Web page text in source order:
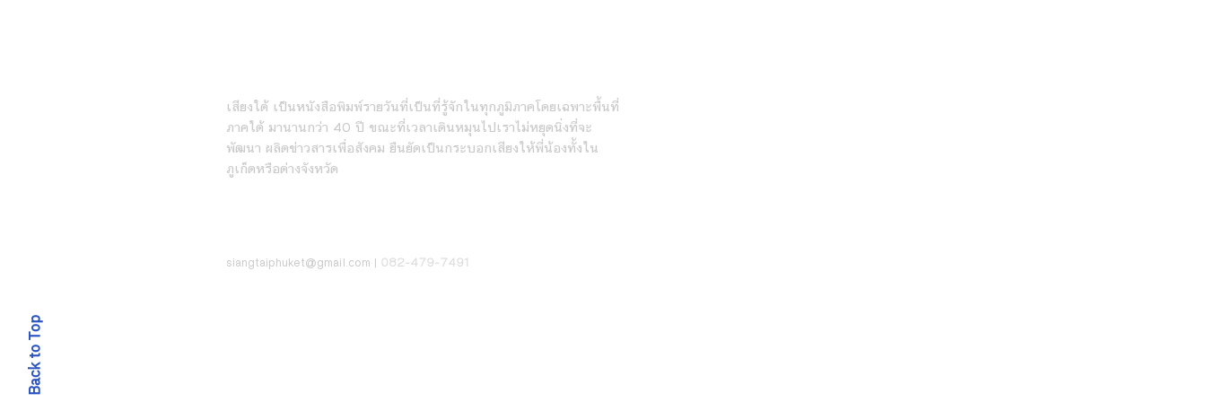
Back to Top
เสียงใต้ เป็นหนังสือพิมพ์รายวันที่เป็นที่รู้จักในทุกภูมิภาคโดยเฉพาะพื้นที่
ภาคใต้ มานานกว่า 40 ปี ขณะที่เวลาเดินหมุนไปเราไม่หยุดนิ่งที่จะ
พัฒนา ผลิตข่าวสารเพื่อสังคม ยืนยัดเป็นกระบอกเสียงให้พี่น้องทั้งใน
ภูเก็ตหรือต่างจังหวัด
siangtaiphuket@gmail.com | 082-479-7491